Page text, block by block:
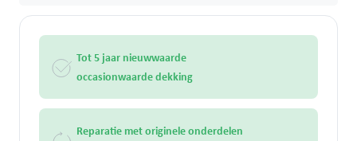
Tot 5 jaar nieuwwaarde
occasionwaarde dekking
Reparatie met originele onderdelen